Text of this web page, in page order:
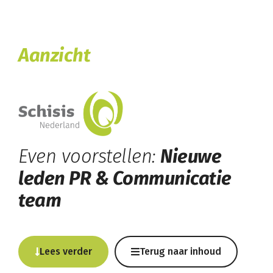
Aanzicht
Even voorstellen: Nieuwe
leden PR & Communicatie
team
Lees verder Terug naar inhoud